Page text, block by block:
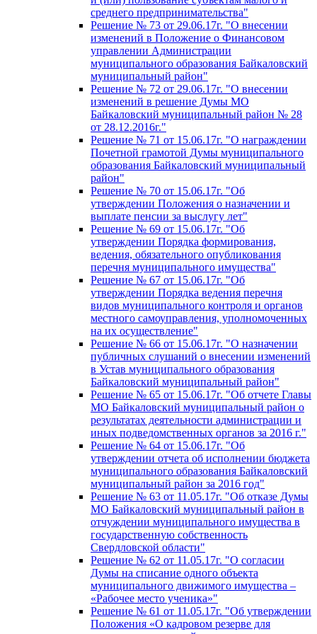
среднего предпринимательства"
Решение № 73 от 29.06.17г. "О внесении
изменений в Положение о Финансовом
управлении Администрации
муниципального образования Байкаловский
муниципальный район"
Решение № 72 от 29.06.17г. "О внесении
изменений в решение Думы МО
Байкаловский муниципальный район № 28
от 28.12.2016г."
Решение № 71 от 15.06.17г. "О награждении
Почетной грамотой Думы муниципального
образования Байкаловский муниципальный
район"
Решение № 70 от 15.06.17г. "Об
утверждении Положения о назначении и
выплате пенсии за выслугу лет"
Решение № 69 от 15.06.17г. "Об
утверждении Порядка формирования,
ведения, обязательного опубликования
перечня муниципального имущества"
Решение № 67 от 15.06.17г. "Об
утверждении Порядка ведения перечня
видов муниципального контроля и органов
местного самоуправления, уполномоченных
на их осуществление"
Решение № 66 от 15.06.17г. "О назначении
публичных слушаний о внесении изменений
в Устав муниципального образования
Байкаловский муниципальный район"
Решение № 65 от 15.06.17г. "Об отчете Главы
МО Байкаловский муниципальный район о
результатах деятельности администрации и
иных подведомственных органов за 2016 г."
Решение № 64 от 15.06.17г. "Об
утверждении отчета об исполнении бюджета
муниципального образования Байкаловский
муниципальный район за 2016 год"
Решение № 63 от 11.05.17г. "Об отказе Думы
МО Байкаловский муниципальный район в
отчуждении муниципального имущества в
государственную собственность
Свердловской области"
Решение № 62 от 11.05.17г. "О согласии
Думы на списание одного объекта
муниципального движимого имущества –
«Рабочее место ученика»"
Решение № 61 от 11.05.17г. "Об утверждении
Положения «О кадровом резерве для